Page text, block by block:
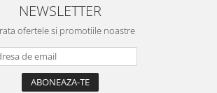
NEWSLETTER
ofertele si promotiile noastre